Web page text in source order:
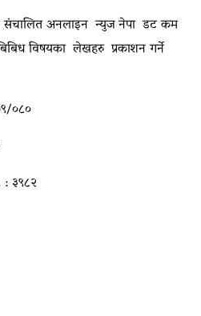
संचालित अनलाइन न्युज नेपा डट कम
विषयका लेखहरु प्रकाशन गर्ने
०८०
३९८२